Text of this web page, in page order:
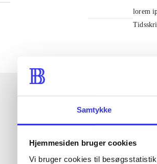
Samtykke
Hjemmesiden bruger cookies
Vi bruger cookies til
lorem